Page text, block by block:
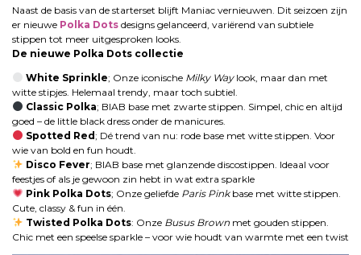
Naast de basis van de starterset blijft Maniac vernieuwen. Dit seizoen zijn
er nieuwe Polka Dots designs gelanceerd, variërend van subtiele
stippen tot meer uitgesproken looks.
De nieuwe Polka Dots collectie
White Sprinkle; Onze iconische Milky Waylook, maar dan met
witte stipjes. Helemaal trendy, maar toch subtiel.
Classic Polka; BIAB base met zwarte stippen. Simpel, chic en altijd
goed – de little black dress onder de manicures.
Spotted Red; Dé trend van nu: rode base met witte stippen. Voor
wie van bold en fun houdt.
Disco Fever; BIAB base met glanzende discostippen. Ideaal voor
feestjes of als je gewoon zin hebt in wat extra sparkle
Pink Polka Dots; Onze geliefde Paris Pinkbase met witte stippen.
Cute, classy & fun in één.
Twisted Polka Dots: Onze Busus Brownmet gouden stippen.
Chic met een speelse sparkle – voor wie houdt van warmte met een twist